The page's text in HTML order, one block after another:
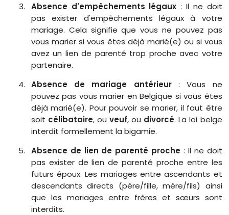
Absence d'empêchements légaux : Il ne doit
pas exister d'empêchements légaux à votre
mariage. Cela signifie que vous ne pouvez pas
vous marier si vous êtes déjà marié(e) ou si vous
avez un lien de parenté trop proche avec votre
partenaire.
Absence de mariage antérieur: Vous ne
pouvez pas vous marier en Belgique si vous êtes
déjà marié(e). Pour pouvoir se marier, il faut être
soit célibataire, ouveuf, ou divorcé. La loi belge
interdit formellement la bigamie.
Absence de lien de parenté proche : Il ne doit
pas exister de lien de parenté proche entre les
futurs époux. Les mariages entre ascendants et
descendants directs (père/fille, mère/fils) ainsi
que les mariages entre frères et sœurs sont
interdits.